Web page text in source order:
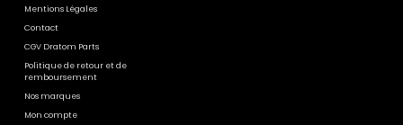
Mentions Légales
Contact
CGV Dratom Parts
Politique de retour et de
remboursement
Nos marques
Mon compte